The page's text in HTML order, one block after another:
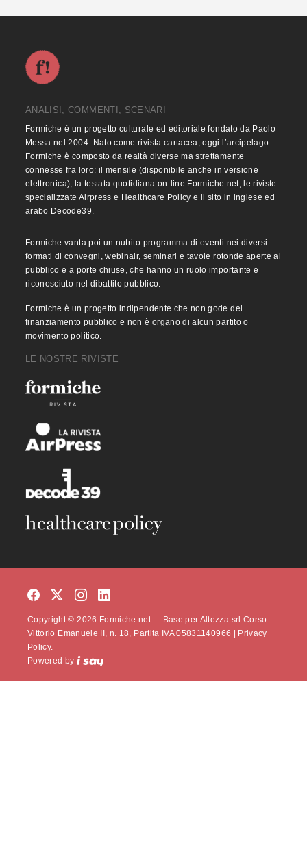
ANALISI, COMMENTI, SCENARI
Formiche è un progetto culturale ed editoriale fondato da Paolo
Messa nel 2004. Nato come rivista cartacea, oggi l’arcipelago
Formiche è composto da realtà diverse ma strettamente
connesse fra loro: il mensile (disponibile anche in versione
elettronica), la testata quotidiana on-line Formiche.net, le riviste
specializzate Airpress e Healthcare Policy e il sito in inglese ed
arabo Decode39.
Formiche vanta poi un nutrito programma di eventi nei diversi
formati di convegni, webinair, seminari e tavole rotonde aperte al
pubblico e a porte chiuse, che hanno un ruolo importante e
riconosciuto nel dibattito pubblico.
Formiche è un progetto indipendente che non gode del
finanziamento pubblico e non è organo di alcun partito o
movimento politico.
LE NOSTRE RIVISTE
Copyright © 2026 Formiche.net. – Base per Altezza srl Corso
Vittorio Emanuele II, n. 18, Partita IVA 05831140966 |
Privacy
Policy.
Powered by